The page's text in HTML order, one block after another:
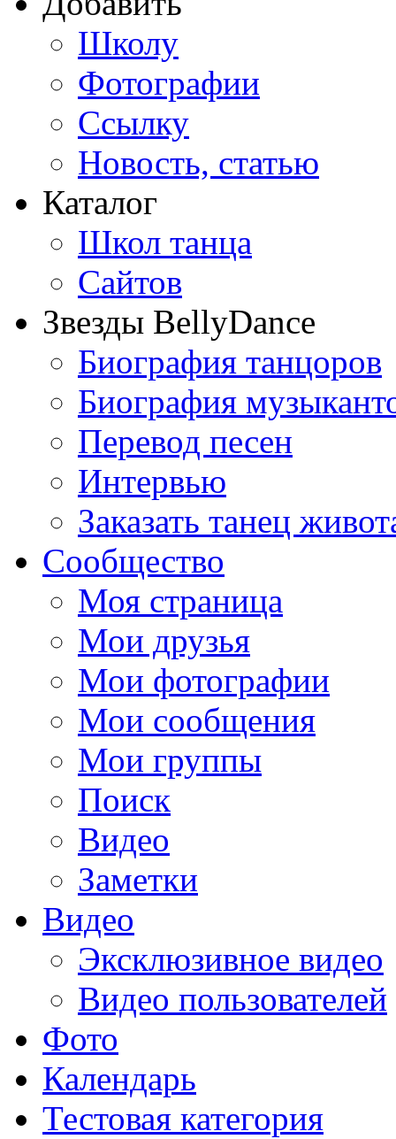
Школу
Фотографии
Ссылку
Новость, статью
Каталог
Школ танца
Сайтов
Звезды BellyDance
Биография танцоров
Биография
Перевод песен
Интервью
Заказать танец
Сообщество
Моя страница
Мои друзья
Мои фотографии
Мои сообщения
Мои группы
Поиск
Видео
Заметки
Видео
Эксклюзивное видео
Видео пользователей
Фото
Календарь
Тестовая категория